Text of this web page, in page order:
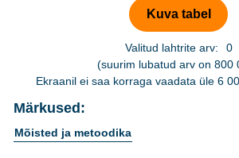
Valitud lahtrite arv:
0
(suurim lubatud arv on 800
Ekraanil ei saa korraga vaadata üle 6
Märkused:
Mõisted ja metoodika